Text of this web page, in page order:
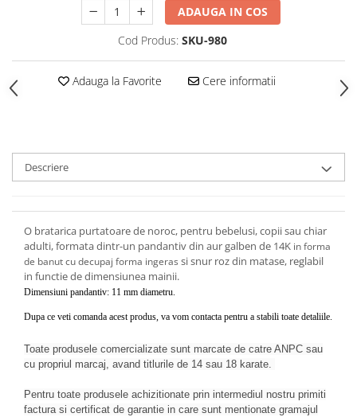
ADAUGA IN COS
Cod Produs: SKU-980
Adauga la Favorite Cere informatii
Descriere
O bratarica purtatoare de noroc, pentru bebelusi, copii sau chiar
adulti, formata dintr-un pandantiv din aur galben de 14K in forma
de banut cu decupaj forma ingeras si snur roz din matase, reglabil
in functie de dimensiunea mainii.
Dimensiuni pandantiv: 11 mm diametru.
Dupa ce veti comanda acest produs, va vom contacta pentru a stabili toate detaliile.
Toate produsele comercializate sunt marcate de catre ANPC sau
cu propriul marcaj, avand titlurile de 14 sau 18 karate.
Pentru toate produsele achizitionate prin intermediul nostru primiti
factura si certificat de garantie in care sunt mentionate gramajul